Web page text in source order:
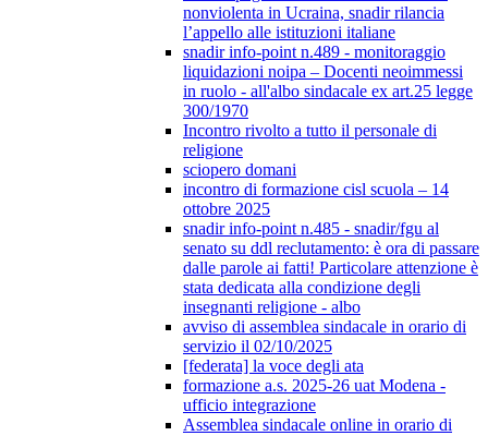
nonviolenta in Ucraina, snadir rilancia
l’appello alle istituzioni italiane
snadir info-point n.489 - monitoraggio
liquidazioni noipa – Docenti neoimmessi
in ruolo - all'albo sindacale ex art.25 legge
300/1970
Incontro rivolto a tutto il personale di
religione
sciopero domani
incontro di formazione cisl scuola – 14
ottobre 2025
snadir info-point n.485 - snadir/fgu al
senato su ddl reclutamento: è ora di passare
dalle parole ai fatti! Particolare attenzione è
stata dedicata alla condizione degli
insegnanti religione - albo
avviso di assemblea sindacale in orario di
servizio il 02/10/2025
[federata] la voce degli ata
formazione a.s. 2025-26 uat Modena -
ufficio integrazione
Assemblea sindacale online in orario di